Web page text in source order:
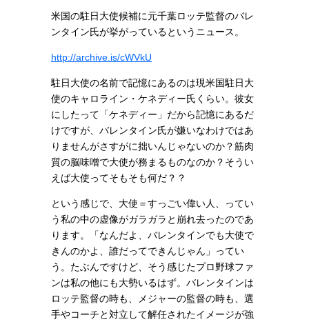
米国の駐日大使候補に元千葉ロッテ監督のバレ
ンタイン氏が挙がっているというニュース。
http://archive.is/cWVkU
駐日大使の名前で記憶にあるのは現米国駐日大
使のキャロライン・ケネディー氏くらい。彼女
にしたって「ケネディー」だから記憶にあるだ
けですが、バレンタイン氏が嫌いなわけではあ
りませんがさすがに拙いんじゃないのか？筋肉
質の脳味噌で大使が務まるものなのか？そうい
えば大使ってそもそも何だ？？
という感じで、大使＝すっごい偉い人、ってい
う私の中の虚像がガラガラと崩れ去ったのであ
ります。「なんだよ、バレンタインでも大使で
きんのかよ、誰だってできんじゃん」ってい
う。たぶんですけど、そう感じたプロ野球ファ
ンは私の他にも大勢いるはず。バレンタインは
ロッテ監督の時も、メジャーの監督の時も、選
手やコーチと対立して解任されたイメージが強